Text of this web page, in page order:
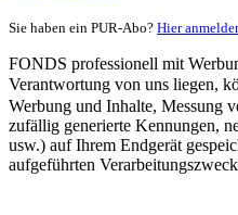
Sie haben ein PUR-Abo? Hier
FONDS professionell mit
Verantwortung von uns liegen,
Werbung und Inhalte, Messung
zufällig generierte Kennungen,
usw.) auf Ihrem Endgerät
aufgeführten